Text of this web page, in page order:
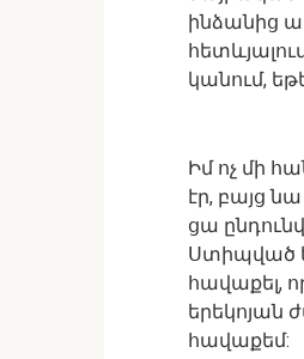
ինձանից
կանում,
Իմ ոչ մի
էր, բայց
ցա
Ստիպված
հավաքել,
երեկոյան
հավաքեմ: